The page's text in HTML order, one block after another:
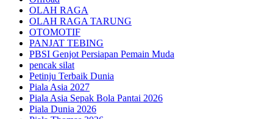
OLAH RAGA
OLAH RAGA TARUNG
OTOMOTIF
PANJAT TEBING
PBSI Genjot Persiapan Pemain Muda
pencak silat
Petinju Terbaik Dunia
Piala Asia 2027
Piala Asia Sepak Bola Pantai 2026
Piala Dunia 2026